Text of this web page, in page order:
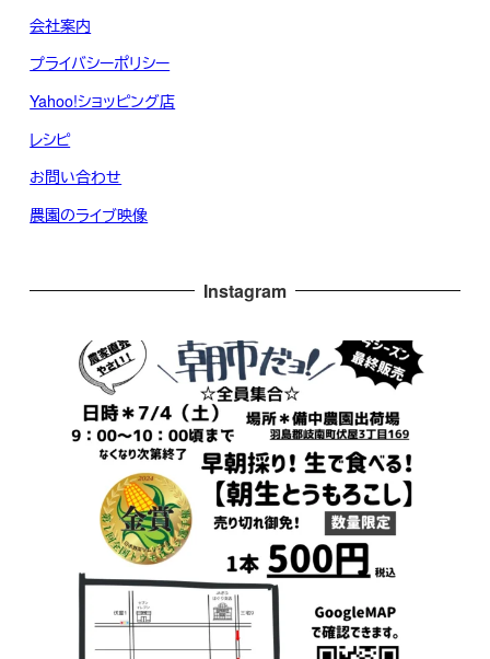
会社案内
プライバシーポリシー
Yahoo!ショッピング店
レシピ
お問い合わせ
農園のライブ映像
Instagram